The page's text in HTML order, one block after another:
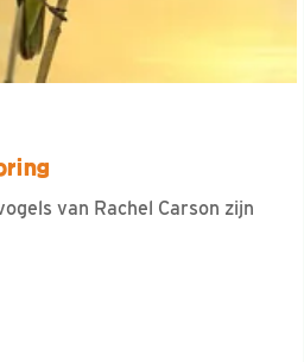
van Rachel Carson zijn